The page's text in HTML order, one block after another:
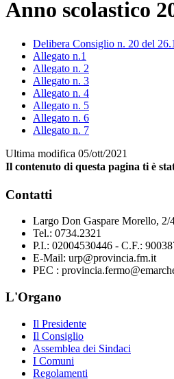
Anno scolastico
Delibera Consiglio n. 20 del
Allegato n.1
Allegato n. 2
Allegato n. 3
Allegato n. 4
Allegato n. 5
Allegato n. 6
Allegato n. 7
Ultima modifica 05/ott/2021
Il contenuto di questa pagina ti è
Contatti
Largo Don Gaspare Morello, 2/
Tel.: 0734.2321
P.I.: 02004530446 - C.F.:
E-Mail: urp@provincia.fm.it
PEC :
L'Organo
Il Presidente
Il Consiglio
Assemblea dei Sindaci
I Comuni
Regolamenti